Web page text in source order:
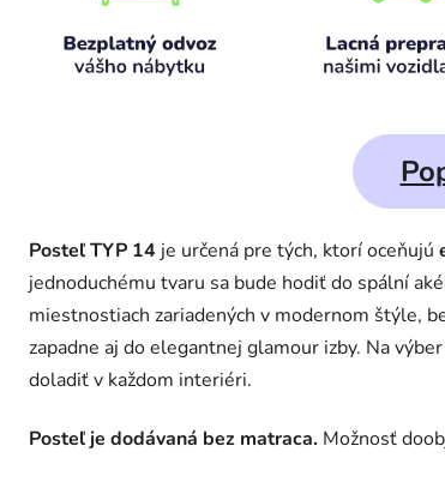
Posteľ TYP 14 je určená pre tých, ktorí oceňujú
jednoduchému tvaru sa bude hodiť do spální
miestnostiach zariadených v modernom štýle,
zapadne aj do elegantnej glamour izby. Na
doladiť v každom interiéri.
Posteľ je dodávaná bez matraca. Možnosť